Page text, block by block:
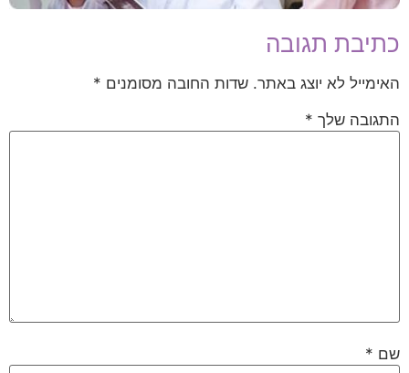
כתיבת תגובה
האימייל לא יוצג באתר. שדות החובה מסומנים *
התגובה שלך *
שם *